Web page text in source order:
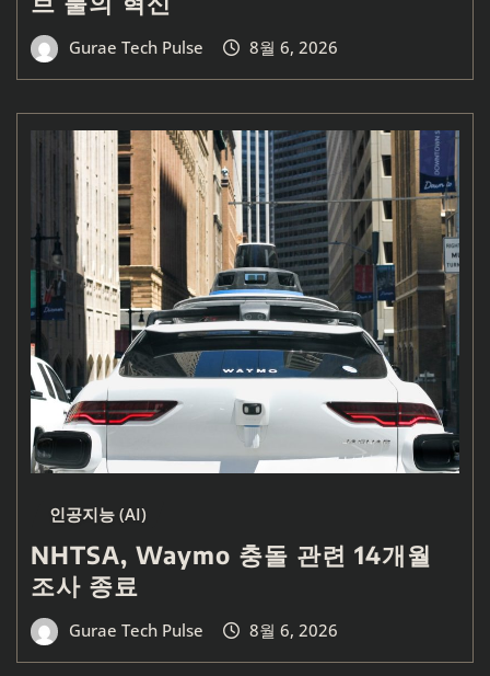
Gurae Tech Pulse 8월 6, 2026
인공지능 (AI)
NHTSA, Waymo 충돌 관련 14개월
조사 종료
Gurae Tech Pulse 8월 6, 2026